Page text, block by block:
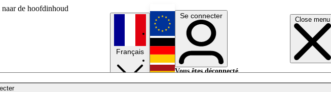
naar de hoofdinhoud
Close menu
Français
English
Deutsch
Se connecter
Vous êtes déconnecté.